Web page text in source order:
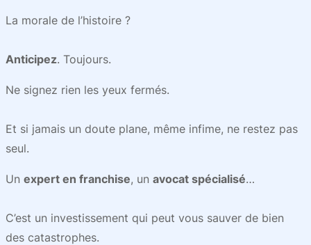
La morale de l’histoire ?
Anticipez. Toujours.
Ne signez rien les yeux fermés.
Et si jamais un doute plane, même infime, ne restez pas
seul.
Un expert en franchise, un avocat spécialisé…
C’est un investissement qui peut vous sauver de bien
des catastrophes.